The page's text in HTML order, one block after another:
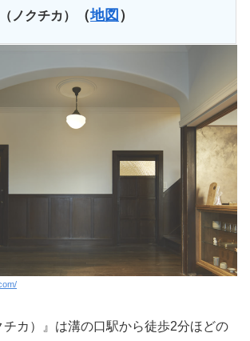
ノクチカ） （地図 ）
チカ）』は溝の口駅から徒歩2分ほどの